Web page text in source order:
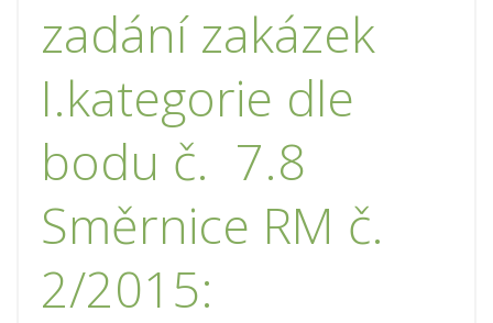
zadání zakázek
I.kategorie dle
bodu č. 7.8
Směrnice RM č.
2/2015: